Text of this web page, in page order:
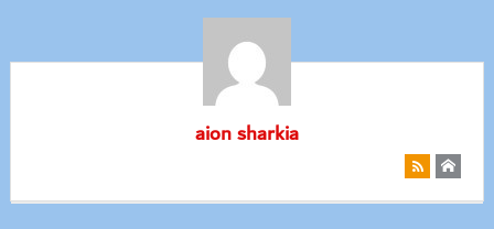
aion sharkia